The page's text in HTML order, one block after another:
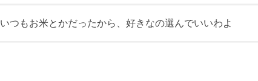
いつもお米とかだったから、好きなの選んでいいわよ